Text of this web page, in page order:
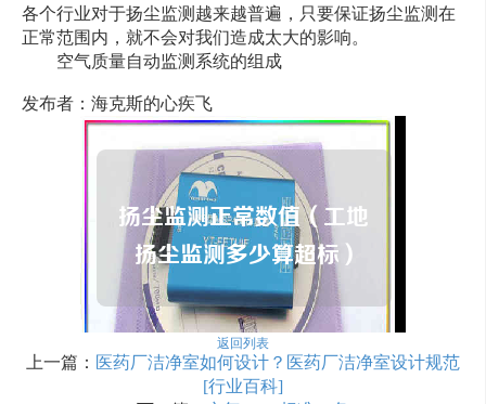
各个行业对于扬尘监测越来越普遍，只要保证扬尘监测在
正常范围内，就不会对我们造成太大的影响。
空气质量自动监测系统的组成
发布者：海克斯的心疾飞
返回列表
上一篇： 医药厂洁净室如何设计？医药厂洁净室设计规范
[行业百科]